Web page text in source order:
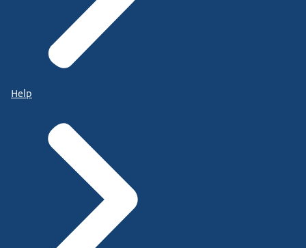
Help